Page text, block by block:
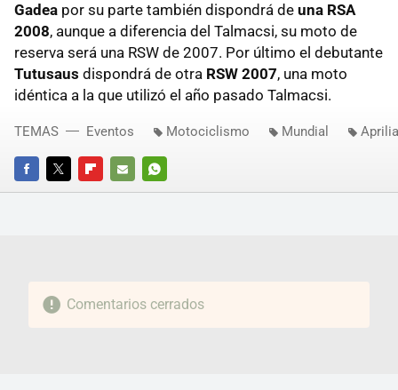
Gadea por su parte también dispondrá de una RSA
2008, aunque a diferencia del Talmacsi, su moto de
reserva será una RSW de 2007. Por último el debutante
Tutusaus dispondrá de otra RSW 2007, una moto
idéntica a la que utilizó el año pasado Talmacsi.
FACEBOOKTWITTERFLIPBOARD
E-
WHATSAPP
TEMAS Eventos Motociclismo Mundial Aprilia
Comentarios cerrados